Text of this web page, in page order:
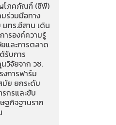
โภคภัณฑ์ (ซีพี)
ร่วมมือทาง
มทร.อีสาน เดิน
ารองค์ความรู้
และการตลาด
รับการ
วิจัยจาก วช.
การฟาร์ม
ย ยกระดับ
กรและขับ
ฐกิจฐานราก